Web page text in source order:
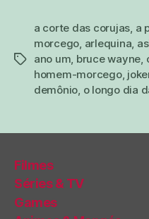
tags
a corte das corujas, a
morcego, arlequina,
ano um, bruce wayne,
homem-morcego,
demônio, o longo dia
Filmes
Séries & TV
Games